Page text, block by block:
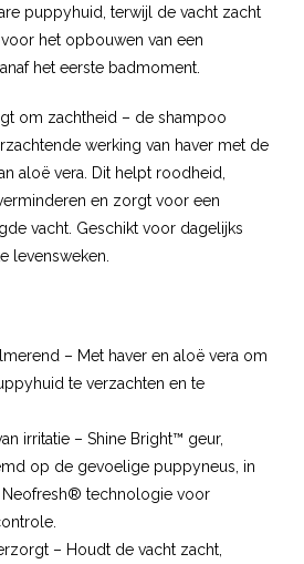
puppyhuid, terwijl de vacht zacht
het opbouwen van een
het eerste badmoment.
om zachtheid – de shampoo
werking van haver met de
aloë vera. Dit helpt roodheid,
en zorgt voor een
vacht. Geschikt voor dagelijks
levensweken.
– Met haver en aloë vera om
te verzachten en te
irritatie – Shine Bright™ geur,
op de gevoelige puppyneus, in
technologie voor
– Houdt de vacht zacht,